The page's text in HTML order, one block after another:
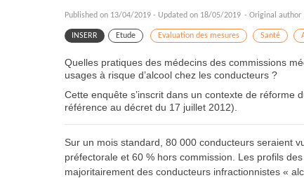
Published on 13/04/2019 - Updated on 18/05/2019 - Original
INSERR Etude Evaluation des mesures Santé
Quelles pratiques des médecins des commissions
usages à risque d’alcool chez les conducteurs ?
Cette enquête s’inscrit dans un contexte de réforme
référence au décret du 17 juillet 2012).
Sur un mois standard, 80 000 conducteurs seraient
préfectorale et 60 % hors commission. Les profils
majoritairement des conducteurs infractionnistes «